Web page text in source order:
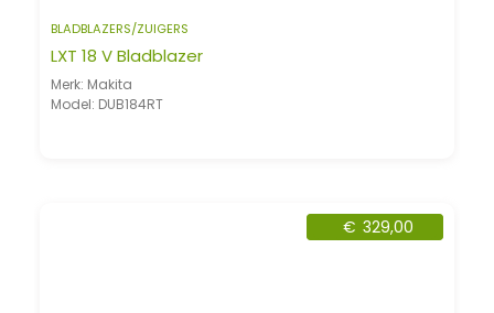
BLADBLAZERS/ZUIGERS
LXT 18 V Bladblazer
Merk: Makita
Model: DUB184RT
€ 329,00